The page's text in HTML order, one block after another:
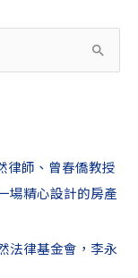
律師、曾春僑教授
場精心設計的房產
法律基金會，李永